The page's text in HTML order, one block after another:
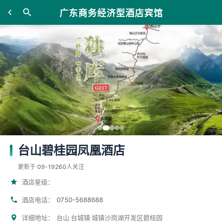
广东商务经济型酒店宾馆
台山碧桂园凤凰酒店
更新于 09-19260人关注
酒店星级：
酒店电话： 0750-5688688
详细地址： 台山 台城镇 城镇沙岗湖开发区碧桂园